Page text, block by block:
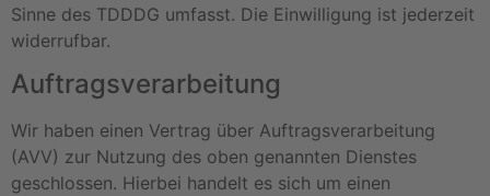
Sinne des TDDDG umfasst. Die Einwilligung ist jederzeit
widerrufbar.
Auftragsverarbeitung
Wir haben einen Vertrag über Auftragsverarbeitung
(AVV) zur Nutzung des oben genannten Dienstes
geschlossen. Hierbei handelt es sich um einen